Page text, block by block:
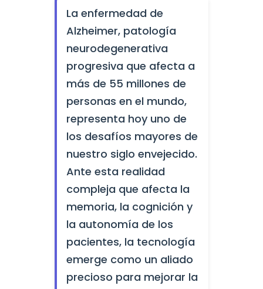
La enfermedad de
Alzheimer, patología
neurodegenerativa
progresiva que afecta a
más de 55 millones de
personas en el mundo,
representa hoy uno de
los desafíos mayores de
nuestro siglo envejecido.
Ante esta realidad
compleja que afecta la
memoria, la cognición y
la autonomía de los
pacientes, la tecnología
emerge como un aliado
precioso para mejorar la